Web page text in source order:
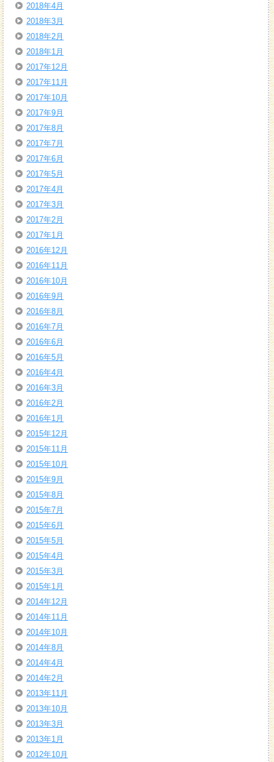
2018年4月
2018年3月
2018年2月
2018年1月
2017年12月
2017年11月
2017年10月
2017年9月
2017年8月
2017年7月
2017年6月
2017年5月
2017年4月
2017年3月
2017年2月
2017年1月
2016年12月
2016年11月
2016年10月
2016年9月
2016年8月
2016年7月
2016年6月
2016年5月
2016年4月
2016年3月
2016年2月
2016年1月
2015年12月
2015年11月
2015年10月
2015年9月
2015年8月
2015年7月
2015年6月
2015年5月
2015年4月
2015年3月
2015年1月
2014年12月
2014年11月
2014年10月
2014年8月
2014年4月
2014年2月
2013年11月
2013年10月
2013年3月
2013年1月
2012年10月